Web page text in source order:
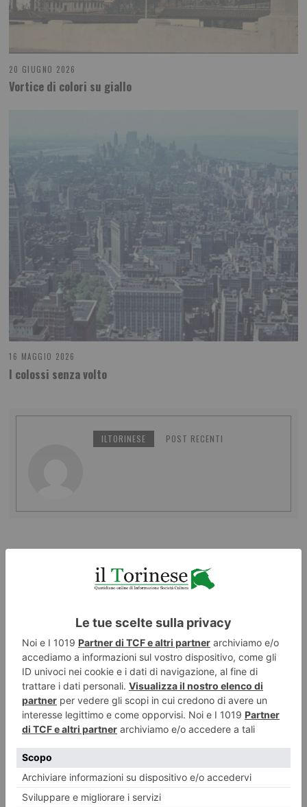
20 GIUGNO 2026
Vortice di colori su giallo
16 MAGGIO 2026
I colossi senza volto
ILTORINESE POST RECENTI
LASCIA UN COMMENTO